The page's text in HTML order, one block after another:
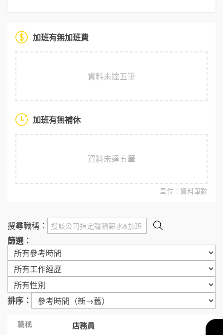
加班有無加班費
資料未達五筆
加班有無補休
資料未達五筆
單位：資料筆數
搜尋職稱：
篩選：
排序：
店務員